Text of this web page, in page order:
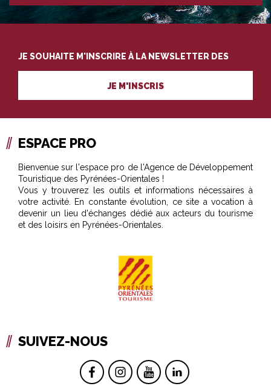
JE SOUHAITE M'INSCRIRE À LA NEWSLETTER DES
PROFESSIONNELS DU TOURISME
JE M'INSCRIS
ESPACE PRO
Bienvenue sur l'espace pro de l'Agence de Développement
Touristique des Pyrénées-Orientales !
Vous y trouverez les outils et informations nécessaires à
votre activité. En constante évolution, ce site a vocation à
devenir un lieu d'échanges dédié aux acteurs du tourisme
et des loisirs en Pyrénées-Orientales.
SUIVEZ-NOUS